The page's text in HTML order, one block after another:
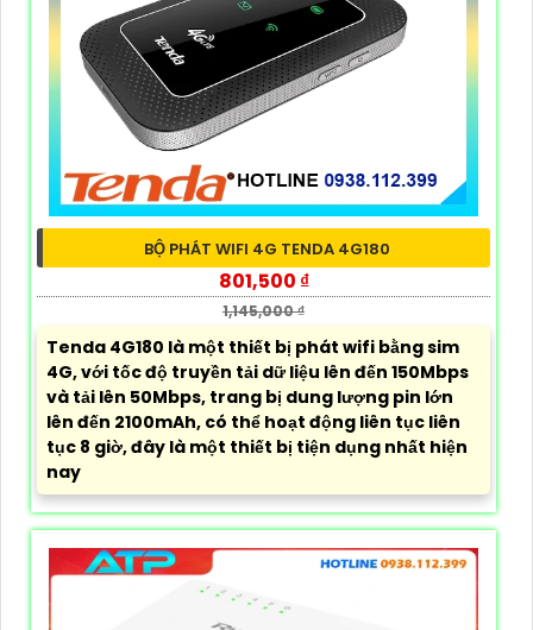
BỘ PHÁT WIFI 4G TENDA 4G180
801,500 ₫
1,145,000 ₫
Tenda 4G180 là một thiết bị phát wifi bằng sim
4G, với tốc độ truyền tải dữ liệu lên đến 150Mbps
và tải lên 50Mbps, trang bị dung lượng pin lớn
lên đến 2100mAh, có thể hoạt động liên tục liên
tục 8 giờ, đây là một thiết bị tiện dụng nhất hiện
nay